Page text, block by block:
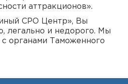
аттракционов».
СРО Центр», Вы
легально и недорого. Мы
органами Таможенного